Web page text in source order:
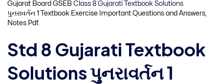
Gujarat Board GSEB Class 8 Gujarati Textbook Solutions
પુનરાવર્તન 1 Textbook Exercise Important Questions and Answers,
Notes Pdf.
Std 8 Gujarati Textbook
Solutions પુનરાવર્તન 1